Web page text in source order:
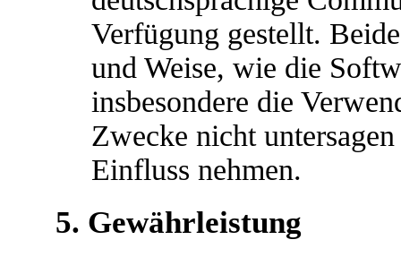
Verfügung gestellt.
und Weise, wie die
insbesondere die
Zwecke nicht
Einfluss nehmen.
5. Gewährleistung